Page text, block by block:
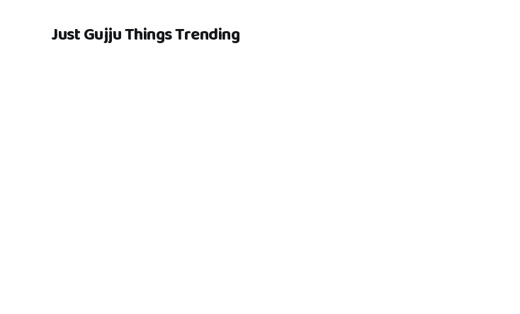
Just Gujju Things Trending